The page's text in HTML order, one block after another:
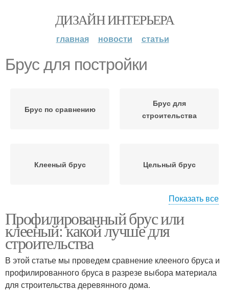
ДИЗАЙН ИНТЕРЬЕРА
главная новости статьи
Брус для постройки
Брус по сравнению
Брус для
строительства
Клееный брус Цельный брус
Обычный брус
домокомплекта
Дом из бруса
Показать все
Профилированный брус или
клееный: какой лучше для
строительства
В этой статье мы проведем сравнение клееного бруса и
профилированного бруса в разрезе выбора материала
для строительства деревянного дома.